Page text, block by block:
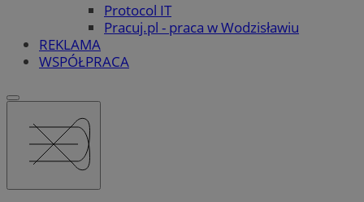
Protocol IT
Pracuj.pl - praca w Wodzisławiu
REKLAMA
WSPÓŁPRACA